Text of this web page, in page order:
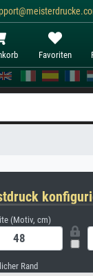
Favoriten
(Motiv, cm)
Rand